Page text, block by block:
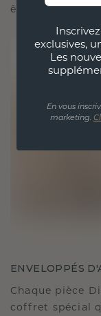
être portée et
ENVELOPPÉS
Chaque pièce
coffret spécial
exclusives,
Les
En vous
marketing.